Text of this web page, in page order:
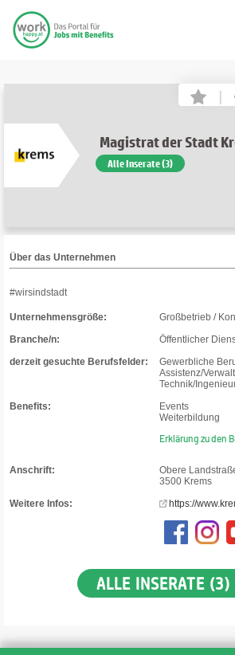
|
Magistrat der Stadt
Alle Inserate (3)
Über das Unternehmen
#wirsindstadt
Unternehmensgröße:
Großbetrieb /
Branche/n:
Öffentlicher
derzeit gesuchte Berufsfelder:
Gewerbliche
Assistenz/
Technik/
Benefits:
Events
Weiterbildung
Erklärung zu den
Anschrift:
Obere
3500 Krems
Weitere Infos:
https://
ALLE INSERATE (3)